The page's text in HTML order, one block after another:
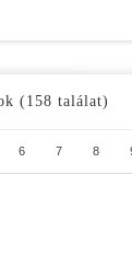
(158 találat)
6 7 8